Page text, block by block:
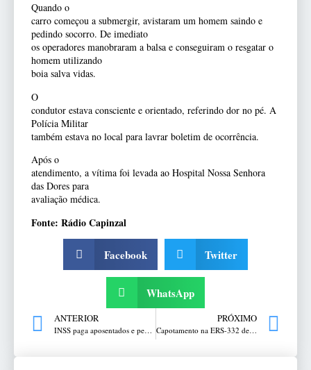
Quando o
carro começou a submergir, avistaram um homem saindo e
pedindo socorro. De imediato
os operadores manobraram a balsa e conseguiram o resgatar o
homem utilizando
boia salva vidas.
O
condutor estava consciente e orientado, referindo dor no pé. A
Polícia Militar
também estava no local para lavrar boletim de ocorrência.
Após o
atendimento, a vítima foi levada ao Hospital Nossa Senhora
das Dores para
avaliação médica.
Fonte: Rádio Capinzal
Facebook Twitter
WhatsApp
ANTERIOR
INSS paga aposentados e pensionistas com reajuste a partir de quarta-feira
PRÓXIMO
Capotamento na ERS-332 deixa quatro pessoas feridas em Tapera